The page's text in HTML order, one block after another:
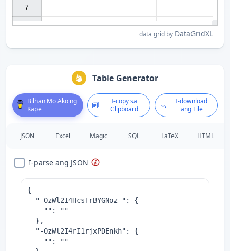
7
data grid by DataGridXL
Table Generator
Bilhan Mo Ako ng
Kape
I-copy sa
Clipboard
I-download
ang File
JSON Excel Magic SQL LaTeX HTML
I-parse ang JSON